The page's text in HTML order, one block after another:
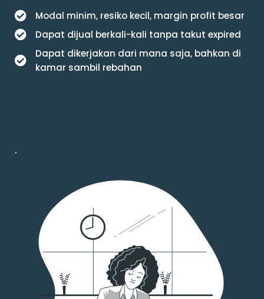
Modal minim, resiko kecil, margin profit besar
Dapat dijual berkali-kali tanpa takut expired
Dapat dikerjakan dari mana saja, bahkan di
kamar sambil rebahan